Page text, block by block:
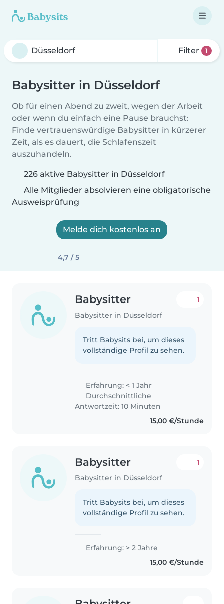
Filter 1
Babysitter in Düsseldorf
Ob für einen Abend zu zweit, wegen der Arbeit
oder wenn du einfach eine Pause brauchst:
Finde vertrauenswürdige Babysitter in kürzerer
Zeit, als es dauert, die Schlafenszeit
auszuhandeln.
226 aktive Babysitter in Düsseldorf
Alle Mitglieder absolvieren eine obligatorische
Ausweisprüfung
Melde dich kostenlos an
4,7 / 5
Babysitter
Babysitter in Düsseldorf
1
Tritt Babysits bei, um dieses
vollständige Profil zu sehen.
Erfahrung: < 1 Jahr
Durchschnittliche
Antwortzeit: 10 Minuten
15,00 €/Stunde
Babysitter
Babysitter in Düsseldorf
1
Tritt Babysits bei, um dieses
vollständige Profil zu sehen.
Erfahrung: > 2 Jahre
15,00 €/Stunde